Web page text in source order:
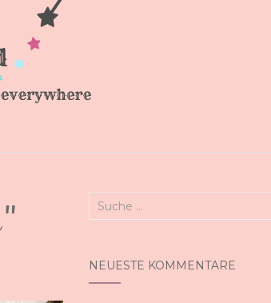
Suche
NEUESTE KOMMENTARE